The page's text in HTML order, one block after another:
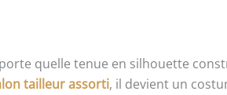
quelle tenue en silhouette
tailleur assorti, il devient un